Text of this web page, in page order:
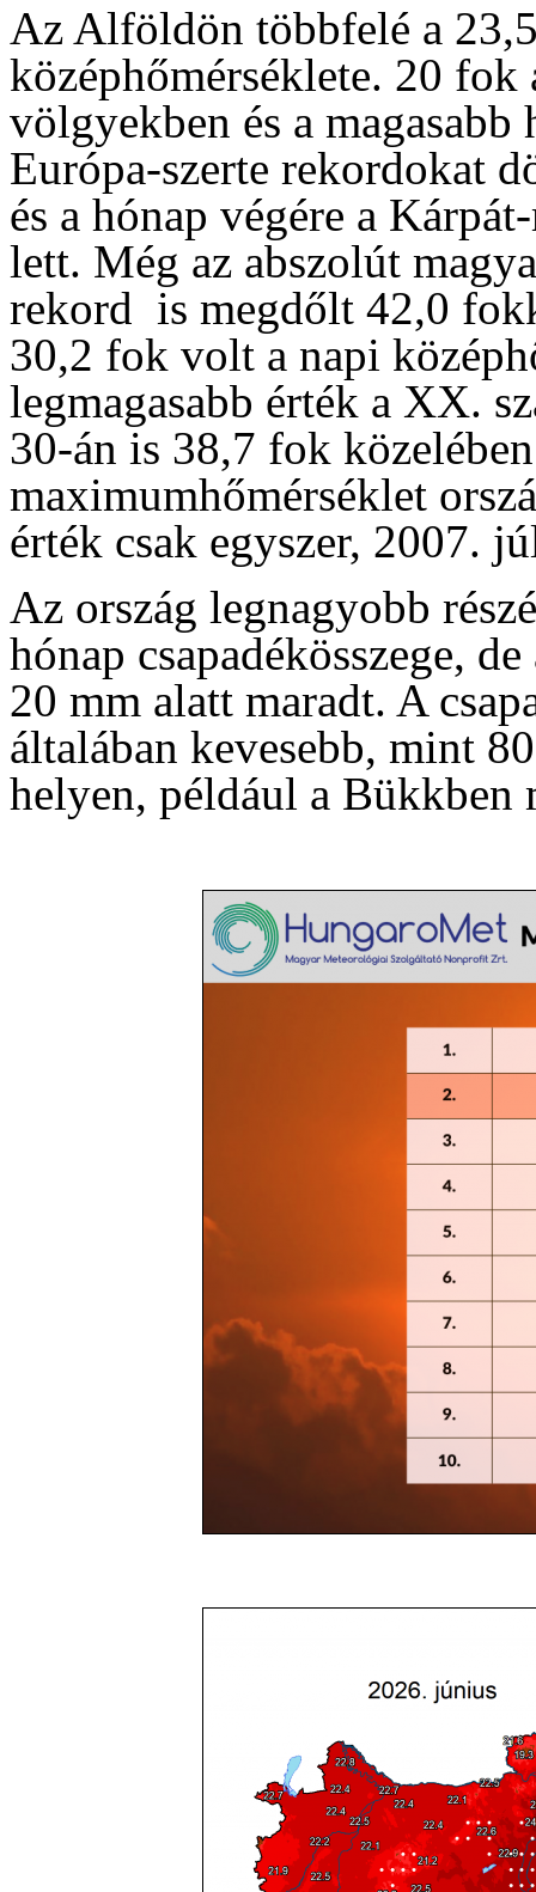
Az Alföldön többfelé a
középhőmérséklete. 20 fok
völgyekben és a
Európa-szerte rekordokat
és a hónap végére a
lett. Még az abszolút
rekord is megdőlt 42,0
30,2 fok volt a napi
legmagasabb érték a XX.
30-án is 38,7 fok
maximumhőmérséklet
érték csak egyszer, 2007.
Az ország legnagyobb
hónap csapadékösszege,
20 mm alatt maradt. A
általában kevesebb, mint
helyen, például a Bükkben